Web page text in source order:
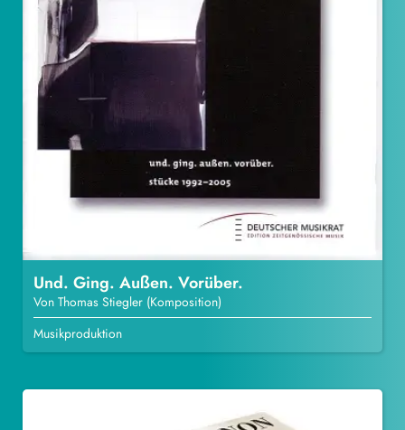
Und. Ging. Außen. Vorüber.
Von Thomas Stiegler (Komposition)
Musikproduktion